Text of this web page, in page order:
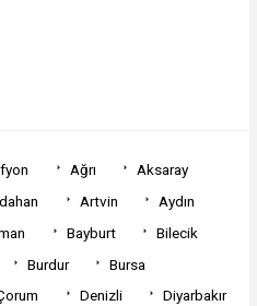
Ağrı
Aksaray
Artvin
Aydın
Bayburt
Bilecik
Burdur
Bursa
Denizli
Diyarbakır